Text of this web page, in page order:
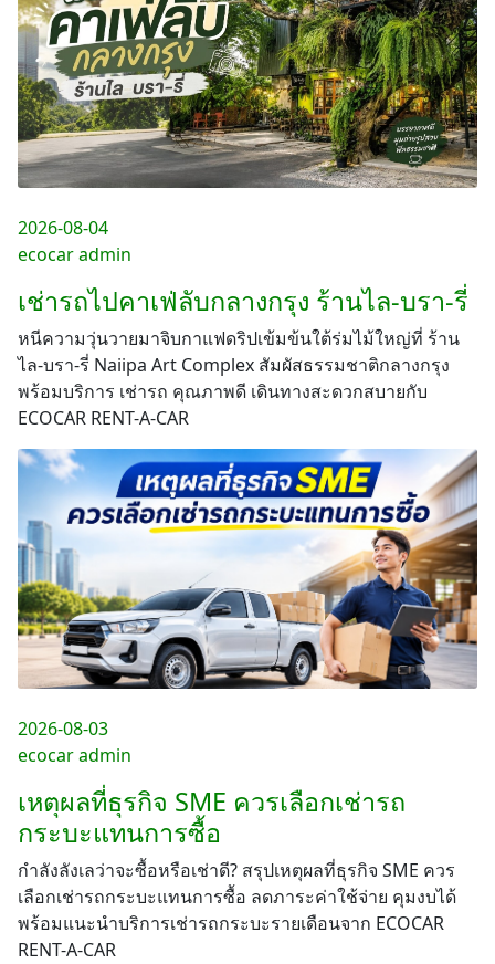
2026-08-04
ecocar admin
เช่ารถไปคาเฟ่ลับกลางกรุง ร้านไล-บรา-รี่
หนีความวุ่นวายมาจิบกาแฟดริปเข้มข้นใต้ร่มไม้ใหญ่ที่ ร้าน
ไล-บรา-รี่ Naiipa Art Complex สัมผัสธรรมชาติกลางกรุง
พร้อมบริการ เช่ารถ คุณภาพดี เดินทางสะดวกสบายกับ
ECOCAR RENT-A-CAR
2026-08-03
ecocar admin
เหตุผลที่ธุรกิจ SME ควรเลือกเช่ารถ
กระบะแทนการซื้อ
กำลังลังเลว่าจะซื้อหรือเช่าดี? สรุปเหตุผลที่ธุรกิจ SME ควร
เลือกเช่ารถกระบะแทนการซื้อ ลดภาระค่าใช้จ่าย คุมงบได้
พร้อมแนะนำบริการเช่ารถกระบะรายเดือนจาก ECOCAR
RENT-A-CAR